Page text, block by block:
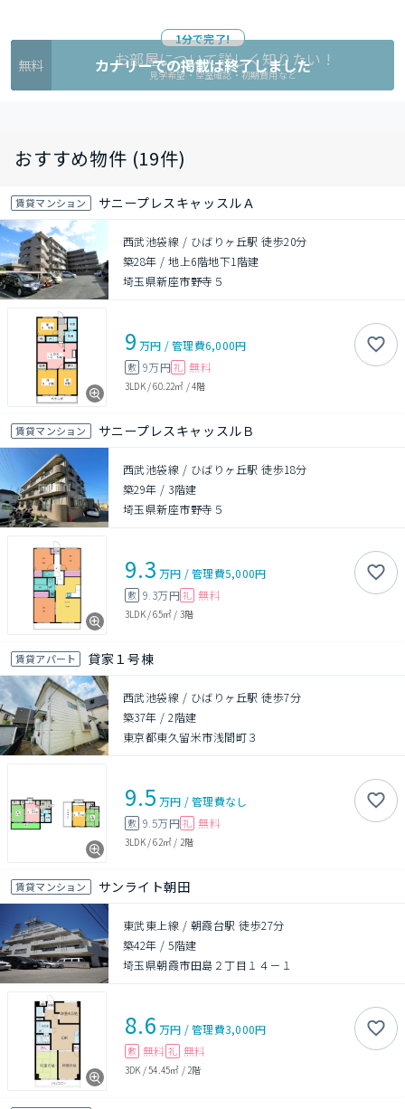
1分で完了!
無料 お部屋について詳しく知りたい !
見学希望・空室確認・初期費用など
カナリーでの掲載は終了しました
おすすめ物件 (19件)
賃貸マンション サニープレスキャッスルＡ
西武池袋線 / ひばりヶ丘駅 徒歩20分
築28年 /地上6階地下1階建
埼玉県新座市野寺５
9 万円 /管理費6,000円
敷 9万円 礼 無料
3LDK/60.22㎡ /4階
賃貸マンション サニープレスキャッスルＢ
西武池袋線 / ひばりヶ丘駅 徒歩18分
築29年 / 3階建
埼玉県新座市野寺５
9.3 万円 /管理費5,000円
敷 9.3万円 礼 無料
3LDK/65㎡ / 3階
賃貸アパート 貸家１号棟
西武池袋線 / ひばりヶ丘駅 徒歩7分
築37年 /2階建
東京都東久留米市浅間町３
9.5 万円 /管理費なし
敷 9.5万円 礼 無料
3LDK/62㎡ / 2階
賃貸マンション サンライト朝田
東武東上線 / 朝霞台駅 徒歩27分
築42年 /5階建
埼玉県朝霞市田島２丁目１４－１
8.6 万円 /管理費3,000円
敷 無料 礼 無料
3DK /54.45㎡ / 2階